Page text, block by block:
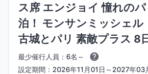
ス席 エンジョイ 憧れの
泊！ モンサンミッシェル
古城とパリ 素敵プラス 8
最少催行人員：6名～
設定期間：2026年11月01日～2027年03